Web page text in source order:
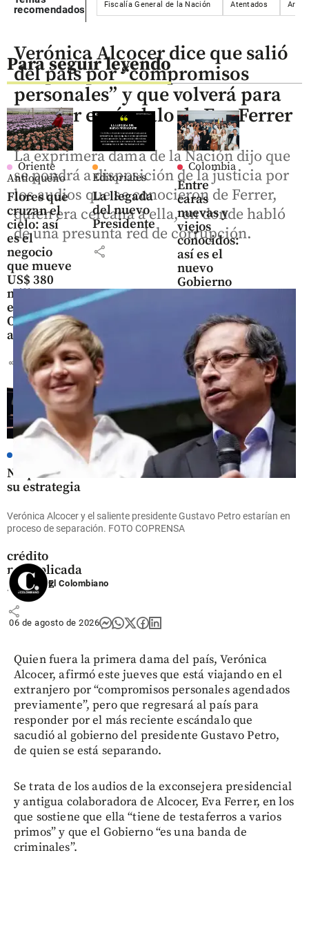
recomendados
Fiscalía General de la Nación Atentados
Para seguir leyendo
Oriente
Antioqueño
Flores que
cruzan el
cielo: así
es el
negocio
que mueve
US$ 380
millones
en el
Oriente
antioqueño
share
Editoriales
La llegada
del nuevo
Presidente
share
Colombia
Entre
caras
nuevas y
viejos
conocidos:
así es el
nuevo
Gobierno
Tecnología
Nequi revela
su estrategia
de atención
automatizada
crédito
multiplicada
por diez
share
Verónica Alcocer dice que salió
del país por “compromisos
personales” y que volverá para
atender escándalo de Eva Ferrer
La exprimera dama de la Nación dijo que
se pondrá a disposición de la justicia por
los audios que se conocieron de Ferrer,
quien era cercana a ella, en donde habló
de una presunta red de corrupción.
Verónica Alcocer y el saliente presidente Gustavo Petro estarían en
proceso de separación. FOTO COPRENSA
El Colombiano
06 de agosto de 2026
Quien fuera la primera dama del país, Verónica
Alcocer, afirmó este jueves que está viajando en el
extranjero por “compromisos personales agendados
previamente”, pero que regresará al país para
responder por el más reciente escándalo que
sacudió al gobierno del presidente Gustavo Petro,
de quien se está separando.
Se trata de los audios de la exconsejera presidencial
y antigua colaboradora de Alcocer, Eva Ferrer, en los
que sostiene que ella “tiene de testaferros a varios
primos” y que el Gobierno “es una banda de
criminales”.